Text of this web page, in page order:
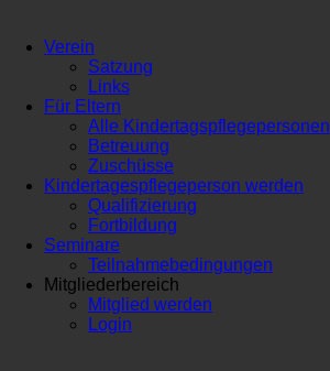
Verein
Satzung
Links
Für Eltern
Alle Kindertagspflegepersonen
Betreuung
Zuschüsse
Kindertagespflegeperson werden
Qualifizierung
Fortbildung
Seminare
Teilnahmebedingungen
Mitgliederbereich
Mitglied werden
Login